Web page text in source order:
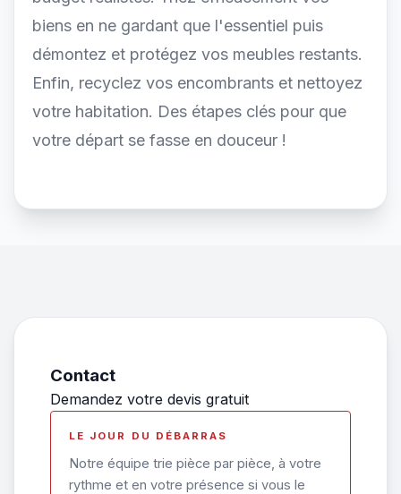
biens en ne gardant que l'essentiel puis
démontez et protégez vos meubles restants.
Enfin, recyclez vos encombrants et nettoyez
votre habitation. Des étapes clés pour que
votre départ se fasse en douceur !
Contact
Demandez votre devis gratuit
LE JOUR DU DÉBARRAS
Notre équipe trie pièce par pièce, à votre
rythme et en votre présence si vous le